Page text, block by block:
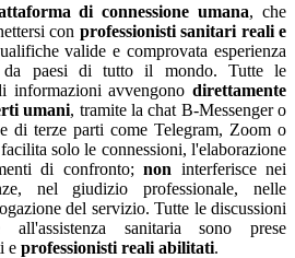
di connessione umana, che
con professionisti sanitari reali e
valide e comprovata esperienza
da paesi di tutto il mondo. Tutte le
informazioni avvengono direttamente
umani, tramite la chat B-Messenger o
di terze parti come Telegram, Zoom o
solo le connessioni, l'elaborazione
di confronto;non interferisce nei
nel giudizio professionale, nelle
del servizio. Tutte le discussioni
sanitaria sono prese
e professionisti reali abilitati.